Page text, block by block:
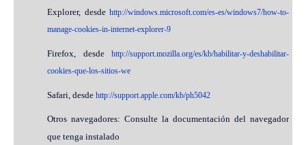
Explorer, desde http://windows.microsoft.com/es-es/windows7/how-to-
manage-cookies-in-internet-explorer-9
Firefox, desde http://support.mozilla.org/es/kb/habilitar-y-deshabilitar-
cookies-que-los-sitios-we
Safari, desde http://support.apple.com/kb/ph5042
Otros navegadores: Consulte la documentación del navegador
que tenga instalado